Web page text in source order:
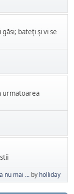
bateţi şi vi se
urmatoarea
nu mai ... by holliday